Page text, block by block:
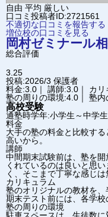
自由 平均 厳しい
口コミ投稿者ID:2721561
不適切な口コミを報告する
増位校の口コミを見る
岡村ゼミナール
総合評価
3.25
投稿:2026/3 保護者
料金:3.0｜ 講師:3.0｜ カ
塾の周りの環境:4.0｜ 塾
高校受験
通塾時学年:小学生～中学生
料金
大手の塾の料金と比較す
高いから。
講師
中間期末試験前は、塾を
くれているのは良いと思
く、そこまで丁寧な感じは
カリキュラム
塾のオリジナルの教材を
期末テスト前には、各学校
塾の周りの環境